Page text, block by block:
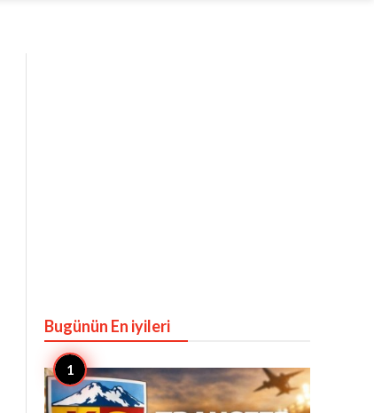
Bugünün En iyileri